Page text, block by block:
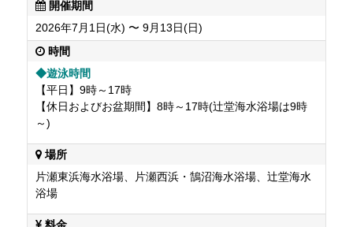
開催期間
2026年7月1日(水) 〜 9月13日(日)
時間
◆遊泳時間
【平日】9時～17時
【休日およびお盆期間】8時～17時(辻堂海水浴場は9時
～)
場所
片瀬東浜海水浴場、片瀬西浜・鵠沼海水浴場、辻堂海水
浴場
料金